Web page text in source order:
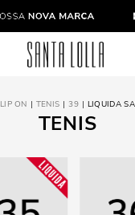
ON TENIS 39 LIQUIDA
TENIS